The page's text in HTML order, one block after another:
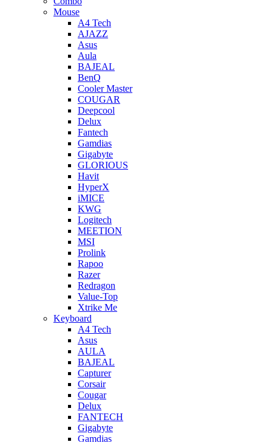
Mouse
A4 Tech
AJAZZ
Asus
Aula
BAJEAL
BenQ
Cooler Master
COUGAR
Deepcool
Delux
Fantech
Gamdias
Gigabyte
GLORIOUS
Havit
HyperX
iMICE
KWG
Logitech
MEETION
MSI
Prolink
Rapoo
Razer
Redragon
Value-Top
Xtrike Me
Keyboard
A4 Tech
Asus
AULA
BAJEAL
Capturer
Corsair
Cougar
Delux
FANTECH
Gigabyte
Gamdias